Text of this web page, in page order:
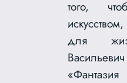
того,
для